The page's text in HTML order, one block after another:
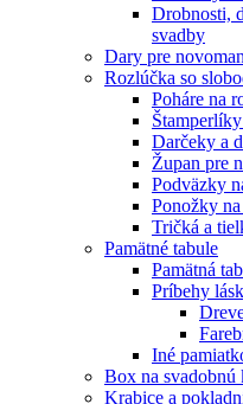
Drobnosti,
svadby
Dary pre
Rozlúčka so
Poháre na
Darčeky a
Župan pre
Podväzky
Ponožky
Tričká a
Pamätné tabule
Pamätná
Príbehy
Iné
Box na svadobnú
Krabice a